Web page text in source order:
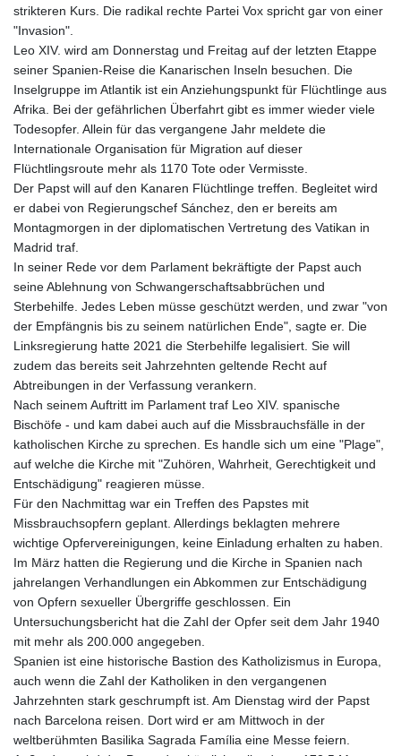
strikteren Kurs. Die radikal rechte Partei Vox spricht gar von einer
"Invasion".
Leo XIV. wird am Donnerstag und Freitag auf der letzten Etappe
seiner Spanien-Reise die Kanarischen Inseln besuchen. Die
Inselgruppe im Atlantik ist ein Anziehungspunkt für Flüchtlinge aus
Afrika. Bei der gefährlichen Überfahrt gibt es immer wieder viele
Todesopfer. Allein für das vergangene Jahr meldete die
Internationale Organisation für Migration auf dieser
Flüchtlingsroute mehr als 1170 Tote oder Vermisste.
Der Papst will auf den Kanaren Flüchtlinge treffen. Begleitet wird
er dabei von Regierungschef Sánchez, den er bereits am
Montagmorgen in der diplomatischen Vertretung des Vatikan in
Madrid traf.
In seiner Rede vor dem Parlament bekräftigte der Papst auch
seine Ablehnung von Schwangerschaftsabbrüchen und
Sterbehilfe. Jedes Leben müsse geschützt werden, und zwar "von
der Empfängnis bis zu seinem natürlichen Ende", sagte er. Die
Linksregierung hatte 2021 die Sterbehilfe legalisiert. Sie will
zudem das bereits seit Jahrzehnten geltende Recht auf
Abtreibungen in der Verfassung verankern.
Nach seinem Auftritt im Parlament traf Leo XIV. spanische
Bischöfe - und kam dabei auch auf die Missbrauchsfälle in der
katholischen Kirche zu sprechen. Es handle sich um eine "Plage",
auf welche die Kirche mit "Zuhören, Wahrheit, Gerechtigkeit und
Entschädigung" reagieren müsse.
Für den Nachmittag war ein Treffen des Papstes mit
Missbrauchsopfern geplant. Allerdings beklagten mehrere
wichtige Opfervereinigungen, keine Einladung erhalten zu haben.
Im März hatten die Regierung und die Kirche in Spanien nach
jahrelangen Verhandlungen ein Abkommen zur Entschädigung
von Opfern sexueller Übergriffe geschlossen. Ein
Untersuchungsbericht hat die Zahl der Opfer seit dem Jahr 1940
mit mehr als 200.000 angegeben.
Spanien ist eine historische Bastion des Katholizismus in Europa,
auch wenn die Zahl der Katholiken in den vergangenen
Jahrzehnten stark geschrumpft ist. Am Dienstag wird der Papst
nach Barcelona reisen. Dort wird er am Mittwoch in der
weltberühmten Basilika Sagrada Família eine Messe feiern.